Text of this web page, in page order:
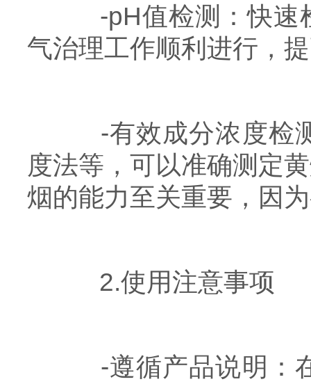
-pH值检测：快速检
气治理工作顺利进行，
-有效成分浓度检测
度法等，可以准确测定
烟的能力至关重要，因
2.使用注意事项
-遵循产品说明：在